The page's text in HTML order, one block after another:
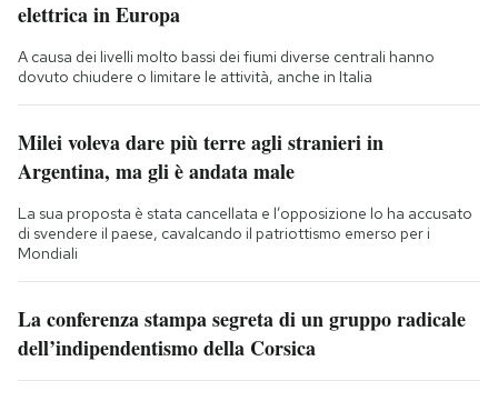
elettrica in Europa
A causa dei livelli molto bassi dei fiumi diverse centrali hanno
dovuto chiudere o limitare le attività, anche in Italia
Milei voleva dare più terre agli stranieri in
Argentina, ma gli è andata male
La sua proposta è stata cancellata e l’opposizione lo ha accusato
di svendere il paese, cavalcando il patriottismo emerso per i
Mondiali
La conferenza stampa segreta di un gruppo radicale
dell’indipendentismo della Corsica